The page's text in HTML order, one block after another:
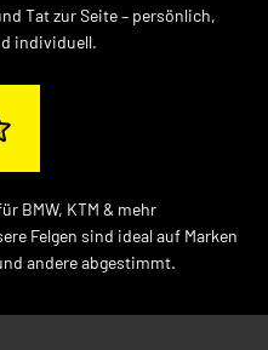
Tat zur Seite – persönlich,
individuell.
BMW, KTM & mehr
Felgen sind ideal auf Marken
andere abgestimmt.